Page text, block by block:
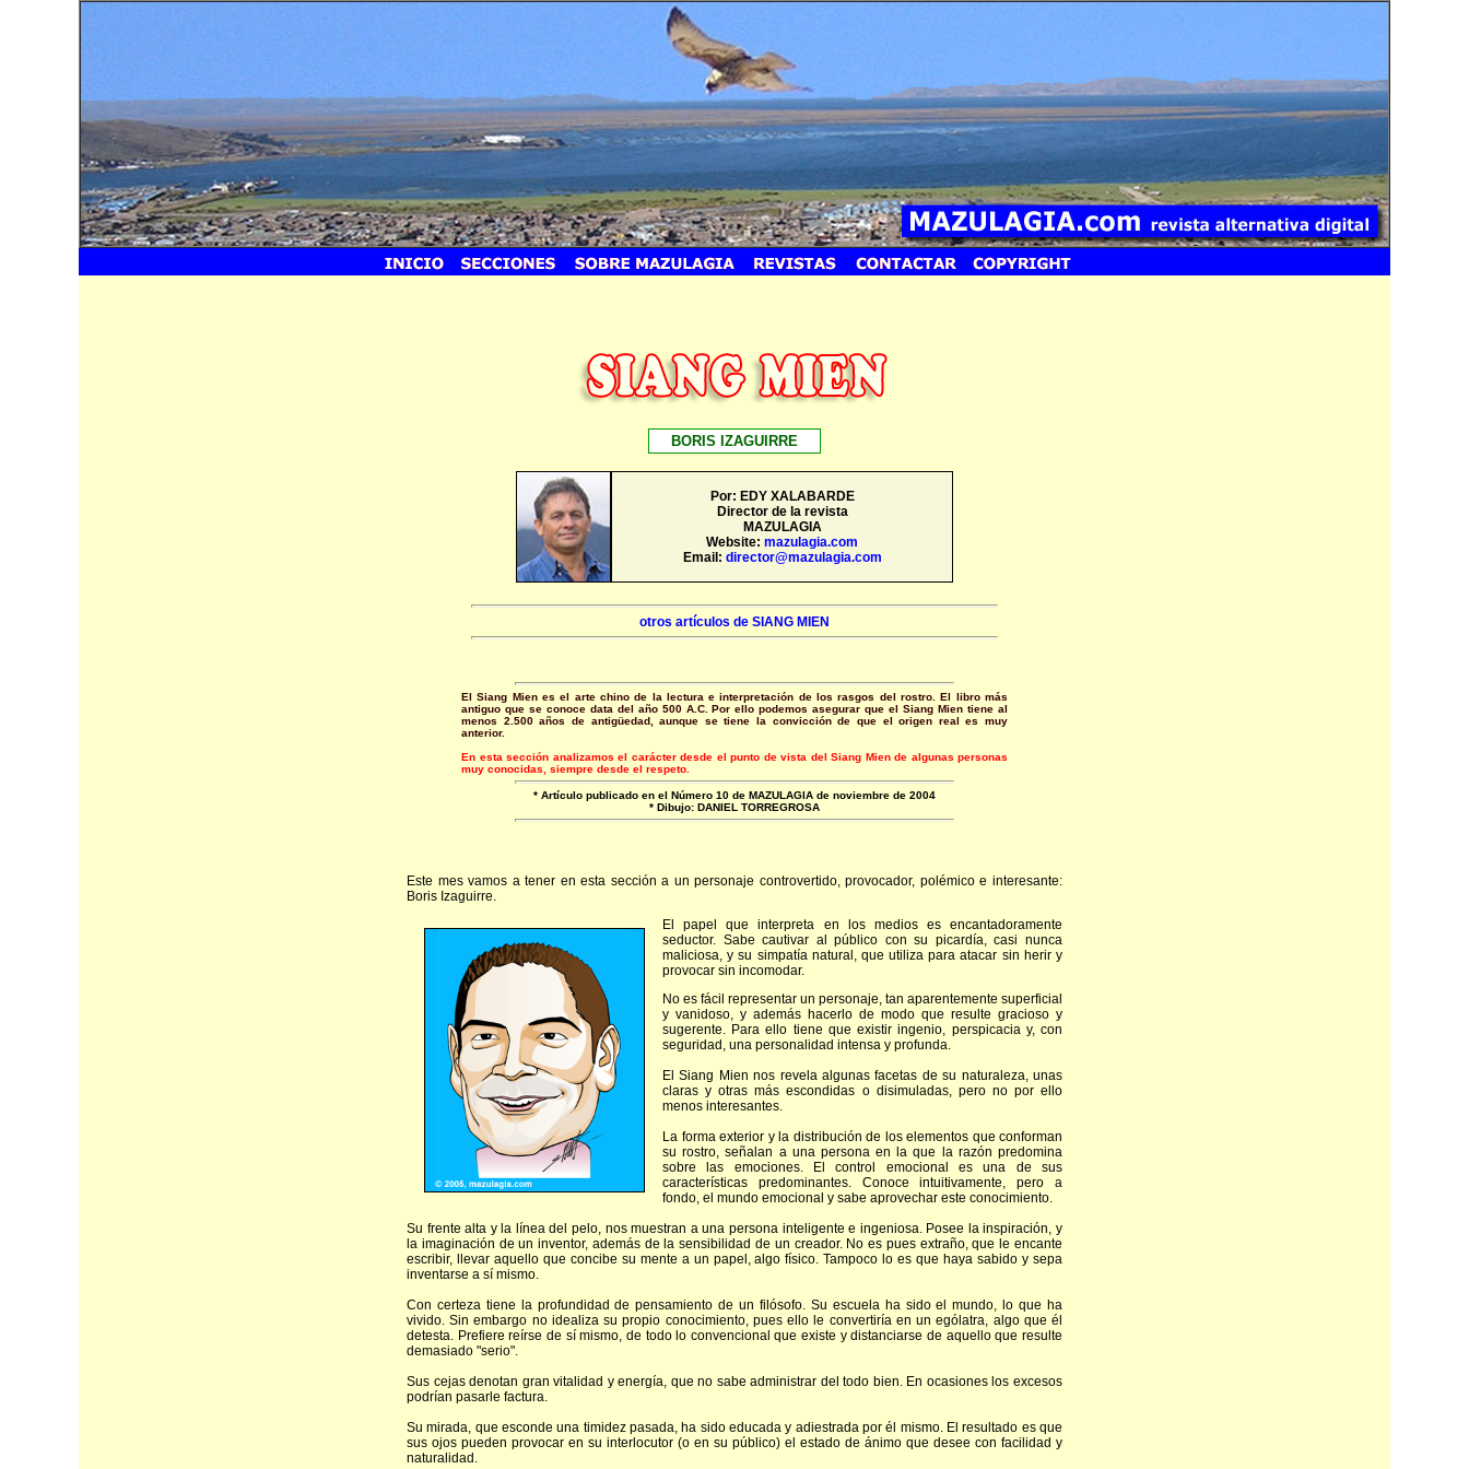
BORIS IZAGUIRRE
Por: EDY XALABARDE
Director de la revista
MAZULAGIA
Website: mazulagia.com
Email: director@mazulagia.com
otros artículos de SIANG MIEN
El Siang Mien es el arte chino de la lectura e interpretación de los rasgos del rostro. El libro más
antiguo que se conoce data del año 500 A.C. Por ello podemos asegurar que el Siang Mien tiene al
menos 2.500 años de antigüedad, aunque se tiene la convicción de que el origen real es muy
anterior.
En esta sección analizamos el carácter desde el punto de vista del Siang Mien de algunas personas
muy conocidas, siempre desde el respeto.
* Artículo publicado en el Número 10 de MAZULAGIA de noviembre de 2004
* Dibujo: DANIEL TORREGROSA
Este mes vamos a tener en esta sección a un personaje controvertido, provocador, polémico e interesante:
Boris Izaguirre.
El papel que interpreta en los medios es encantadoramente
seductor. Sabe cautivar al público con su picardía, casi nunca
maliciosa, y su simpatía natural, que utiliza para atacar sin herir y
provocar sin incomodar.
No es fácil representar un personaje, tan aparentemente superficial
y vanidoso, y además hacerlo de modo que resulte gracioso y
sugerente. Para ello tiene que existir ingenio, perspicacia y, con
seguridad, una personalidad intensa y profunda.
El Siang Mien nos revela algunas facetas de su naturaleza, unas
claras y otras más escondidas o disimuladas, pero no por ello
menos interesantes.
La forma exterior y la distribución de los elementos que conforman
su rostro, señalan a una persona en la que la razón predomina
sobre las emociones. El control emocional es una de sus
características predominantes. Conoce intuitivamente, pero a
fondo, el mundo emocional y sabe aprovechar este conocimiento.
Su frente alta y la línea del pelo, nos muestran a una persona inteligente e ingeniosa. Posee la inspiración, y
la imaginación de un inventor, además de la sensibilidad de un creador. No es pues extraño, que le encante
escribir, llevar aquello que concibe su mente a un papel, algo físico. Tampoco lo es que haya sabido y sepa
inventarse a sí mismo.
Con certeza tiene la profundidad de pensamiento de un filósofo. Su escuela ha sido el mundo, lo que ha
vivido. Sin embargo no idealiza su propio conocimiento, pues ello le convertiría en un ególatra, algo que él
detesta. Prefiere reírse de sí mismo, de todo lo convencional que existe y distanciarse de aquello que resulte
demasiado "serio".
Sus cejas denotan gran vitalidad y energía, que no sabe administrar del todo bien. En ocasiones los excesos
podrían pasarle factura.
Su mirada, que esconde una timidez pasada, ha sido educada y adiestrada por él mismo. El resultado es que
sus ojos pueden provocar en su interlocutor (o en su público) el estado de ánimo que desee con facilidad y
naturalidad.